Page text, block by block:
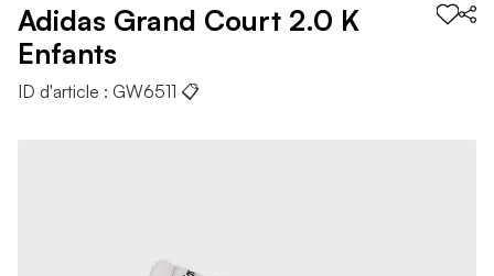
Adidas Grand Court 2.0 K
Enfants
ID d'article : GW6511 📋